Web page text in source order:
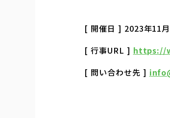
[ 開催日 ] 2023年11
[ 行事URL ] https://
[ 問い合わせ先 ]